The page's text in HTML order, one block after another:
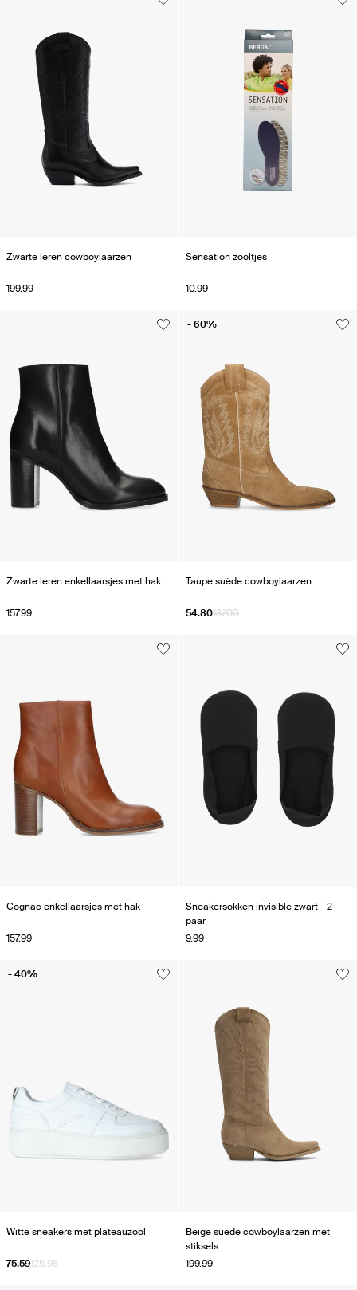
Zwarte leren cowboylaarzen
199.99
Sensation zooltjes
10.99
Zwarte leren enkellaarsjes met hak
157.99
Taupe suède cowboylaarzen
137.00
54.80
- 60%
Cognac enkellaarsjes met hak
157.99
Sneakersokken invisible zwart - 2
paar
9.99
Witte sneakers met plateauzool
125.98
75.59
- 40%
Beige suède cowboylaarzen met
stiksels
199.99